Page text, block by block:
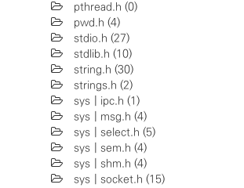
pthread.h (0)
pwd.h (4)
stdio.h (27)
stdlib.h (10)
string.h (30)
strings.h (2)
sys | ipc.h (1)
sys | msg.h (4)
sys | select.h (5)
sys | sem.h (4)
sys | shm.h (4)
sys | socket.h (15)